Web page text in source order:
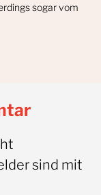
sogar vom
sind mit